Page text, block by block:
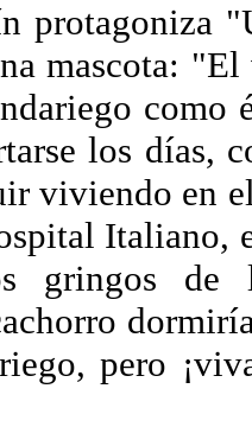
protagoniza
mascota:
los días,
viviendo en
Italiano,
gringos de
pero